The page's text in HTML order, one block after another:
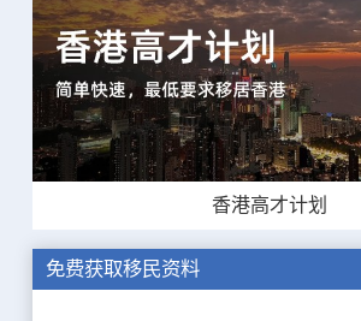
香港高才计划
免费获取移民资料